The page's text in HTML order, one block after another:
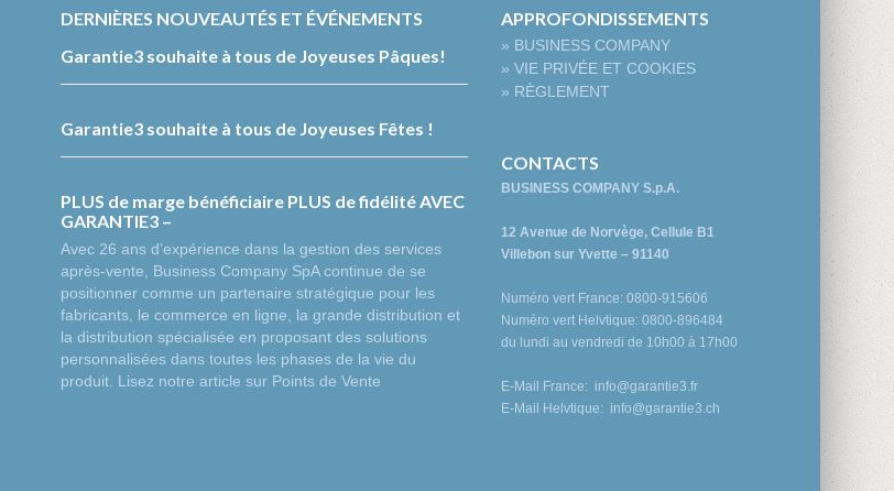
DERNIÈRES NOUVEAUTÉS ET ÉVÉNEMENTS
Garantie3 souhaite à tous de Joyeuses Pâques!
Garantie3 souhaite à tous de Joyeuses Fêtes !
PLUS de marge bénéficiaire PLUS de fidélité AVEC
GARANTIE3 –
Avec 26 ans d’expérience dans la gestion des services
après-vente, Business Company SpA continue de se
positionner comme un partenaire stratégique pour les
fabricants, le commerce en ligne, la grande distribution et
la distribution spécialisée en proposant des solutions
personnalisées dans toutes les phases de la vie du
produit. Lisez notre article sur Points de Vente
APPROFONDISSEMENTS
» BUSINESS COMPANY
» VIE PRIVÉE ET COOKIES
» RÈGLEMENT
CONTACTS
BUSINESS COMPANY S.p.A.
12 Avenue de Norvège, Cellule B1
Villebon sur Yvette – 91140
Numéro vert France: 0800-915606
Numéro vert Helvtique: 0800-896484
du lundi au vendredi de 10h00 à 17h00
E-Mail France: info@garantie3.fr
E-Mail Helvtique: info@garantie3.ch